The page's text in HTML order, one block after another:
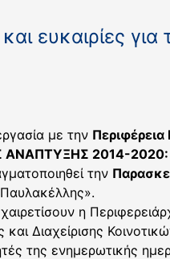
ευκαιρίες
με την Περιφέρεια
2014-2020:
την
η
Διαχείρισης
της ενημερωτικής